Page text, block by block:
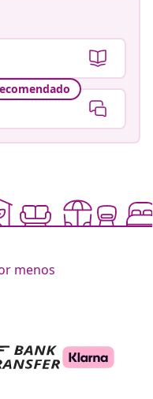
menos